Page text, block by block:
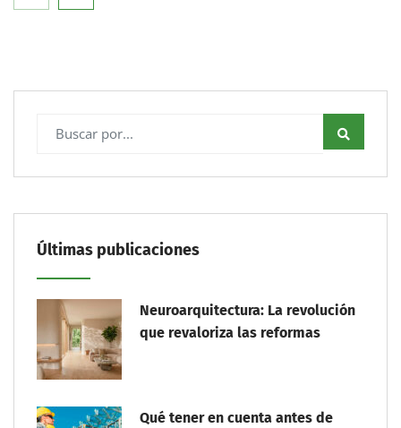
Últimas publicaciones
Neuroarquitectura: La revolución
que revaloriza las reformas
Qué tener en cuenta antes de